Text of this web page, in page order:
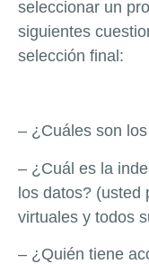
seleccionar un
siguientes
selección final:
– ¿Cuáles son
– ¿Cuál es la
los datos? (usted
virtuales y todos
– ¿Quién tiene